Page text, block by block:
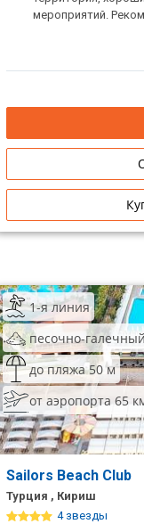
мероприятий.
1-я линия
песочно-галечный
до пляжа 50 м
от аэропорта 65
Sailors Beach Club
Турция , Кириш
4 звезды